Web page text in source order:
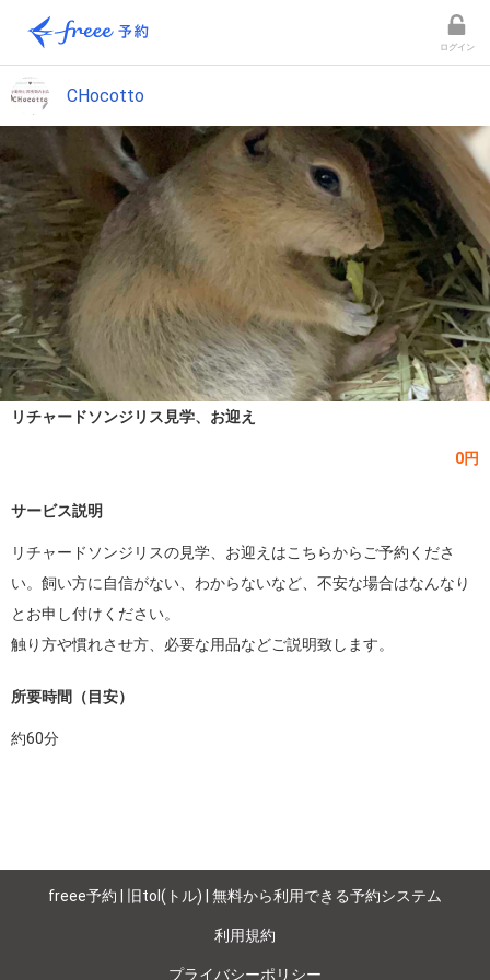
ログイン
CHocotto
リチャードソンジリス見学、お迎え
0円
サービス説明
リチャードソンジリスの見学、お迎えはこちらからご予約くださ
い。飼い方に自信がない、わからないなど、不安な場合はなんなり
とお申し付けください。
触り方や慣れさせ方、必要な用品などご説明致します。
所要時間（目安）
約60分
freee予約 | 旧tol(トル) | 無料から利用できる予約システム
利用規約
プライバシーポリシー